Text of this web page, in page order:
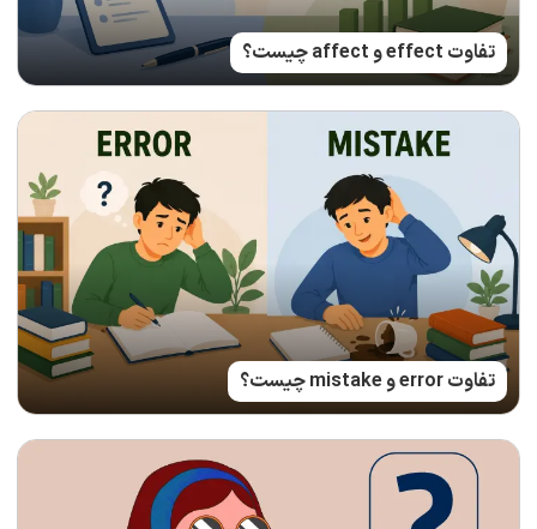
تفاوت effect و affect چیست؟
تفاوت error و mistake چیست؟